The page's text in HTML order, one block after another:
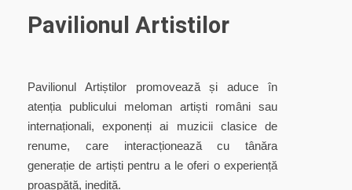
Pavilionul Artistilor
Pavilionul Artiștilor promovează și aduce în
atenția publicului meloman artiști români sau
internaționali, exponenți ai muzicii clasice de
renume, care interacționează cu tânăra
generație de artiști pentru a le oferi o experiență
proaspătă, inedită.